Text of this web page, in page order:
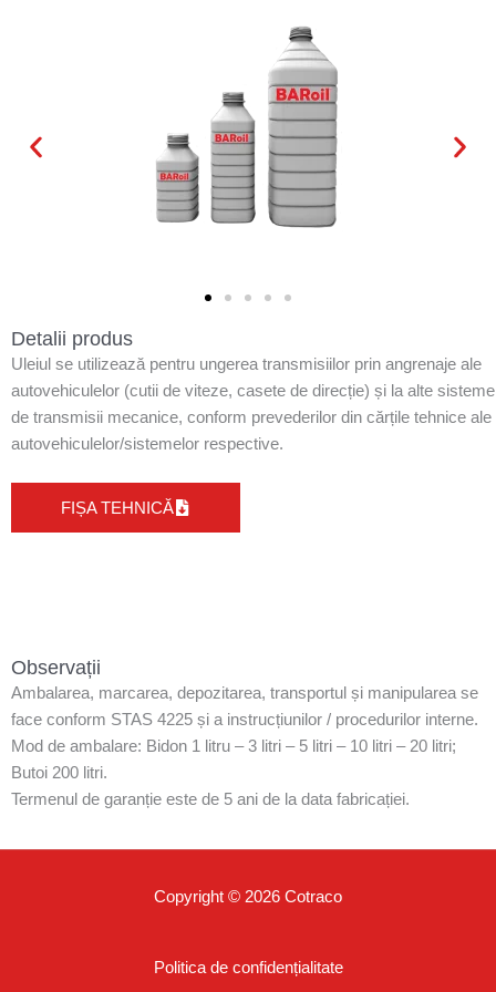
Detalii produs
Uleiul se utilizează pentru ungerea transmisiilor prin angrenaje ale
autovehiculelor (cutii de viteze, casete de direcție) și la alte sisteme
de transmisii mecanice, conform prevederilor din cărțile tehnice ale
autovehiculelor/sistemelor respective.
FIȘA TEHNICĂ
Observații
Ambalarea, marcarea, depozitarea, transportul și manipularea se
face conform STAS 4225 și a instrucțiunilor / procedurilor interne.
Mod de ambalare: Bidon 1 litru – 3 litri – 5 litri – 10 litri – 20 litri;
Butoi 200 litri.
Termenul de garanție este de 5 ani de la data fabricației.
Copyright © 2026 Cotraco
Politica de confidențialitate